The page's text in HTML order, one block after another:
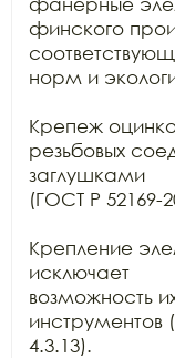
финского
норм и
Крепеж
резьбовых
заглушками
(ГОСТ Р 52169-
Крепление
исключает
возможность
инструментов
4.3.13).